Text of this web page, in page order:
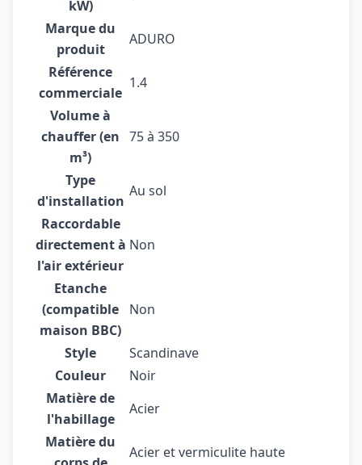
kW)
Marque du
produit
ADURO
Référence
commerciale
1.4
Volume à
chauffer (en
m³)
75 à 350
Type
d'installation
Au sol
Raccordable
directement à
l'air extérieur
Non
Etanche
(compatible
maison BBC)
Non
Style
Scandinave
Couleur
Noir
Matière de
l'habillage
Acier
Matière du
Acier et vermiculite haute